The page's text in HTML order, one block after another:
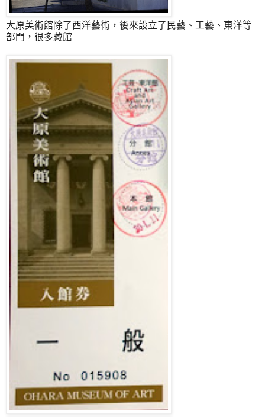
大原美術館除了西洋藝術，後來設立了民藝、工藝、東洋等
部門，很多藏館